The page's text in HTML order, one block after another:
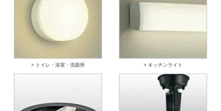
> トイレ・浴室・洗面所 > キッチンライト